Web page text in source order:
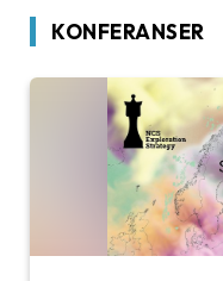
KONFERANSER